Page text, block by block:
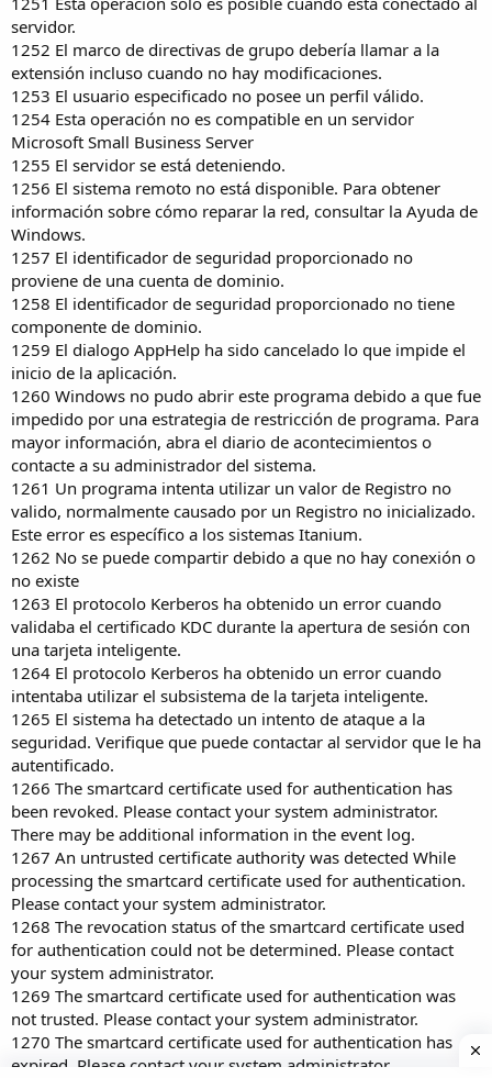
servidor.
1252 El marco de directivas de grupo debería llamar a la
extensión incluso cuando no hay modificaciones.
1253 El usuario especificado no posee un perfil válido.
1254 Esta operación no es compatible en un servidor
Microsoft Small Business Server
1255 El servidor se está deteniendo.
1256 El sistema remoto no está disponible. Para obtener
información sobre cómo reparar la red, consultar la Ayuda de
Windows.
1257 El identificador de seguridad proporcionado no
proviene de una cuenta de dominio.
1258 El identificador de seguridad proporcionado no tiene
componente de dominio.
1259 El dialogo AppHelp ha sido cancelado lo que impide el
inicio de la aplicación.
1260 Windows no pudo abrir este programa debido a que fue
impedido por una estrategia de restricción de programa. Para
mayor información, abra el diario de acontecimientos o
contacte a su administrador del sistema.
1261 Un programa intenta utilizar un valor de Registro no
valido, normalmente causado por un Registro no inicializado.
Este error es específico a los sistemas Itanium.
1262 No se puede compartir debido a que no hay conexión o
no existe
1263 El protocolo Kerberos ha obtenido un error cuando
validaba el certificado KDC durante la apertura de sesión con
una tarjeta inteligente.
1264 El protocolo Kerberos ha obtenido un error cuando
intentaba utilizar el subsistema de la tarjeta inteligente.
1265 El sistema ha detectado un intento de ataque a la
seguridad. Verifique que puede contactar al servidor que le ha
autentificado.
1266 The smartcard certificate used for authentication has
been revoked. Please contact your system administrator.
There may be additional information in the event log.
1267 An untrusted certificate authority was detected While
processing the smartcard certificate used for authentication.
Please contact your system administrator.
1268 The revocation status of the smartcard certificate used
for authentication could not be determined. Please contact
your system administrator.
1269 The smartcard certificate used for authentication was
not trusted. Please contact your system administrator.
1270 The smartcard certificate used for authentication has
expired. Please contact your system administrator.